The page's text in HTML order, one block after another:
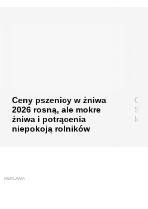
Ceny pszenicy w żniwa
2026 rosną, ale mokre
żniwa i potrącenia
niepokoją rolników
REKLAMA